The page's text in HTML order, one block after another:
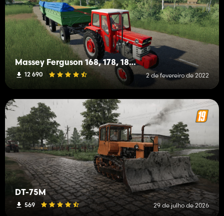
Massey Ferguson 168, 178, 188 4x4
12 690 2 de fevereiro de 2022
DT-75M
569 29 de julho de 2026